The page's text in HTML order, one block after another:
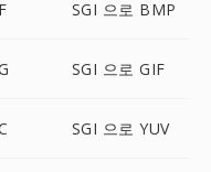
SGI 으로 BMP
SGI 으로 GIF
SGI 으로 YUV